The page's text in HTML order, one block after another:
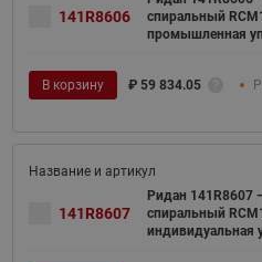
141R8606
спиральный
промышленная
В корзину ₽ 59 834.05
141R8607
Ридан 141R8607
спиральный
индивидуальная